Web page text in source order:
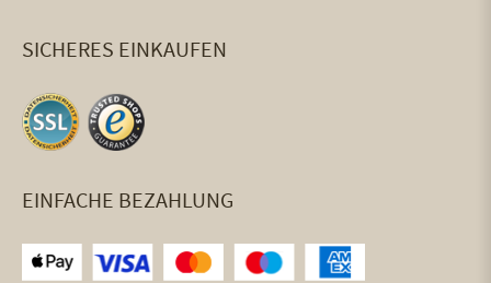
SICHERES EINKAUFEN
EINFACHE BEZAHLUNG